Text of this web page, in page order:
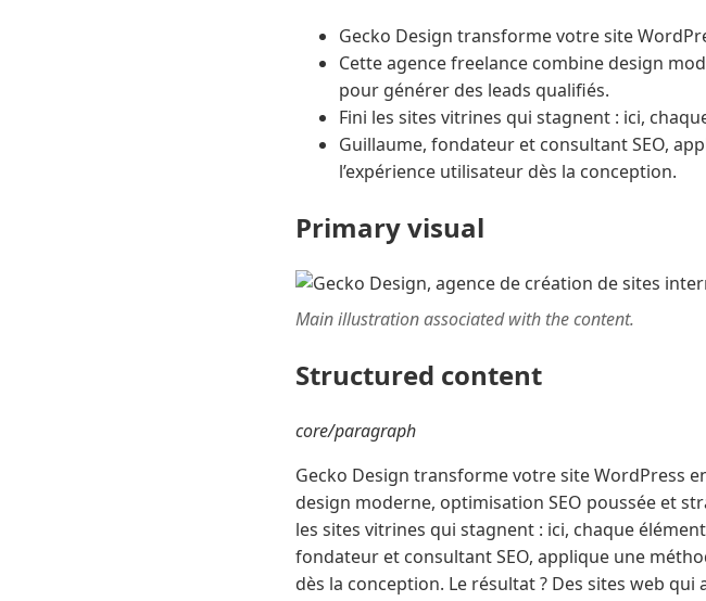
Gecko Design transforme votre site
Cette agence freelance combine design
pour générer des leads qualifiés.
Fini les sites vitrines qui stagnent : ici,
Guillaume, fondateur et consultant SEO,
l’expérience utilisateur dès la conception.
Primary visual
Main illustration associated with the content.
Structured content
core/paragraph
Gecko Design transforme votre site WordPress
design moderne, optimisation SEO poussée et
les sites vitrines qui stagnent : ici, chaque
fondateur et consultant SEO, applique une
dès la conception. Le résultat ? Des sites web